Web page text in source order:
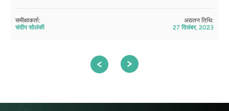
समीक्षाकर्ता:
संदीप सोलंकी
अद्यतन तिथि:
27 दिसंबर, 2023